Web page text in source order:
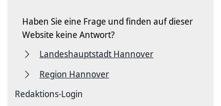
Haben Sie eine Frage und finden auf dieser
Website keine Antwort?
Landeshauptstadt Hannover
Region Hannover
Redaktions-Login